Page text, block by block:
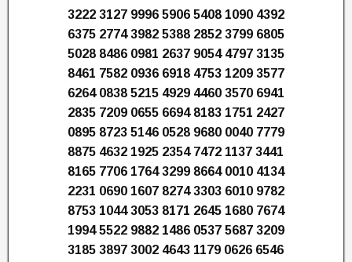
3222 3127 9996 5906 5408 1090 4392
6375 2774 3982 5388 2852 3799 6805
5028 8486 0981 2637 9054 4797 3135
8461 7582 0936 6918 4753 1209 3577
6264 0838 5215 4929 4460 3570 6941
2835 7209 0655 6694 8183 1751 2427
0895 8723 5146 0528 9680 0040 7779
8875 4632 1925 2354 7472 1137 3441
8165 7706 1764 3299 8664 0010 4134
2231 0690 1607 8274 3303 6010 9782
8753 1044 3053 8171 2645 1680 7674
1994 5522 9882 1486 0537 5687 3209
3185 3897 3002 4643 1179 0626 6546